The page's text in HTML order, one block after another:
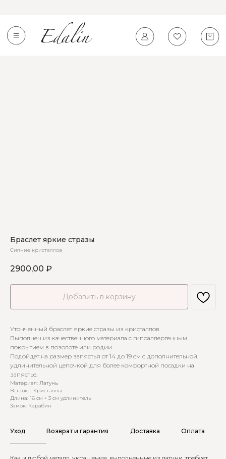
Вернуться
←
Браслет яркие стразы
Сияние кристаллов
2900,00 ₽
Добавить в корзину
Утонченный браслет яркие стразы из кристаллов.
Выполнен из качественного материала с гипоаллергенным
покрытием в позолоте или родии.
Подойдет на размер запястья от 14 до 19 см с дополнительной
удлинительной цепочкой для более комфортной посадки на
запястье.
Материал: Латунь
Вставка: Кристаллы
Длина: 16 см + 3 см удлинитель
Замок: Карабин
Уход Возврат и гарантия Доставка Оплата